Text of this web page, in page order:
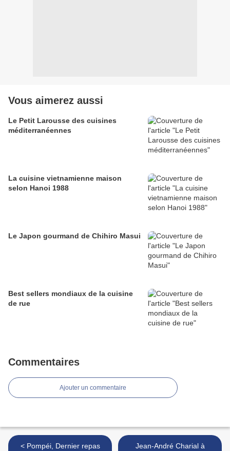
Vous aimerez aussi
Le Petit Larousse des cuisines
méditerranéennes
La cuisine vietnamienne maison
selon Hanoi 1988
Le Japon gourmand de Chihiro Masui
Best sellers mondiaux de la cuisine
de rue
Commentaires
Ajouter un commentaire
< Pompéi, Dernier repas
Jean-André Charial à